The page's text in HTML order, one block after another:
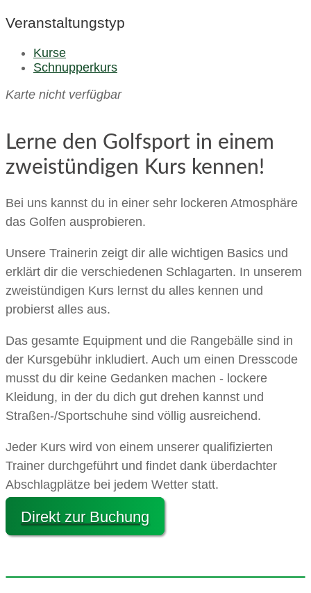
Veranstaltungstyp
Kurse
Schnupperkurs
Karte nicht verfügbar
Lerne den Golfsport in einem
zweistündigen Kurs kennen!
Bei uns kannst du in einer sehr lockeren Atmosphäre
das Golfen ausprobieren.
Unsere Trainerin zeigt dir alle wichtigen Basics und
erklärt dir die verschiedenen Schlagarten. In unserem
zweistündigen Kurs lernst du alles kennen und
probierst alles aus.
Das gesamte Equipment und die Rangebälle sind in
der Kursgebühr inkludiert. Auch um einen Dresscode
musst du dir keine Gedanken machen - lockere
Kleidung, in der du dich gut drehen kannst und
Straßen-/Sportschuhe sind völlig ausreichend.
Jeder Kurs wird von einem unserer qualifizierten
Trainer durchgeführt und findet dank überdachter
Abschlagplätze bei jedem Wetter statt.
Direkt zur Buchung